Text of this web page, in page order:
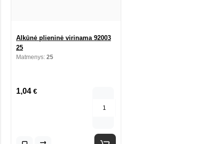
Alkūnė plieninė virinama 92003
25
Matmenys: 25
1,04 €